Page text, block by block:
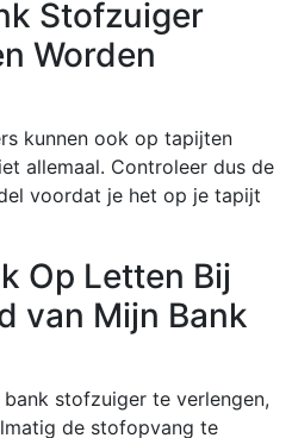
Stofzuiger
Worden
kunnen ook op tapijten
allemaal. Controleer dus de
voordat je het op je tapijt
Op Letten Bij
van Mijn Bank
stofzuiger te verlengen,
de stofopvang te